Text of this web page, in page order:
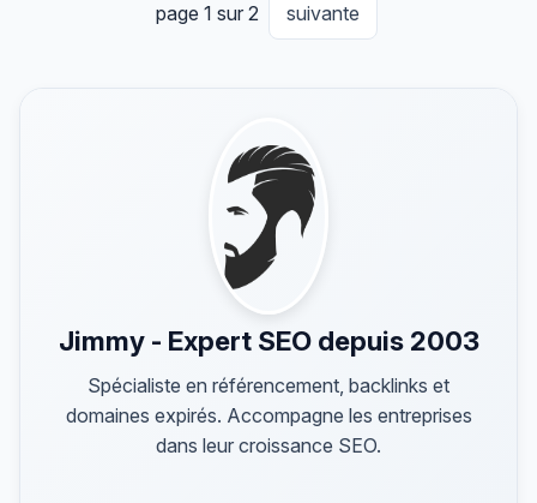
page 1 sur 2 suivante
Jimmy - Expert SEO depuis 2003
Spécialiste en référencement, backlinks et
domaines expirés. Accompagne les entreprises
dans leur croissance SEO.